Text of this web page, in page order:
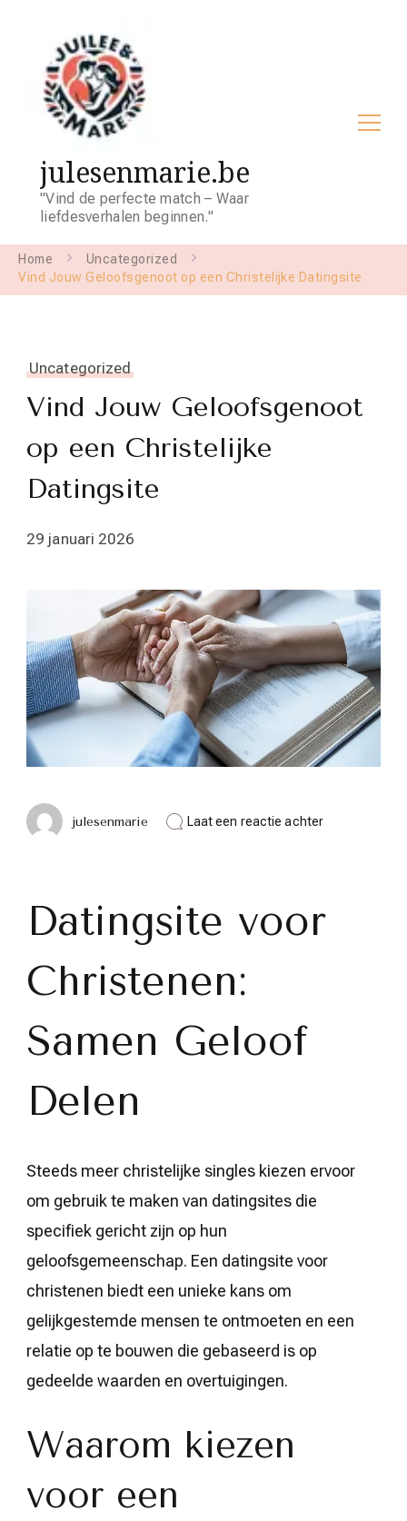
julesenmarie.be
"Vind de perfecte match – Waar
liefdesverhalen beginnen."
Home
Uncategorized
Vind Jouw Geloofsgenoot op een Christelijke Datingsite
Uncategorized
Vind Jouw Geloofsgenoot
op een Christelijke
Datingsite
29 januari 2026
julesenmarie Laat een reactie achterop
Christelijke
Datingsite voor
Christenen:
Samen Geloof
Delen
Steeds meer christelijke singles kiezen ervoor
om gebruik te maken van datingsites die
specifiek gericht zijn op hun
geloofsgemeenschap. Een datingsite voor
christenen biedt een unieke kans om
gelijkgestemde mensen te ontmoeten en een
relatie op te bouwen die gebaseerd is op
gedeelde waarden en overtuigingen.
Waarom kiezen
voor een